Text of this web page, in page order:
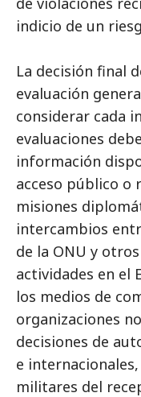
indicio de un
La decisión final
evaluación
considerar cada
evaluaciones
información
acceso público o
misiones
intercambios
de la ONU y
actividades en el
los medios de
organizaciones
decisiones de
e
militares del